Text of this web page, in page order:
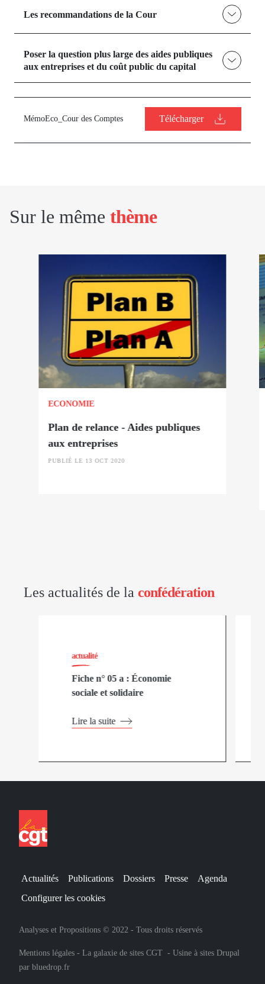
Les recommandations de la Cour
Poser la question plus large des aides publiques
aux entreprises et du coût public du capital
MémoEco_Cour des Comptes Télécharger
Sur le même thème
ECONOMIE
Plan de relance - Aides publiques
aux entreprises
PUBLIÉ LE 13 OCT 2020
Les actualités de la confédération
actualité
Fiche n° 05 a : Économie
sociale et solidaire
Lire la suite
Actualités Publications Dossiers Presse
Agenda
Configurer les cookies
Analyses et Propositions © 2022 - Tous droits réservés
Mentions légales - La galaxie de sites CGT - Usine à sites Drupal
par bluedrop.fr